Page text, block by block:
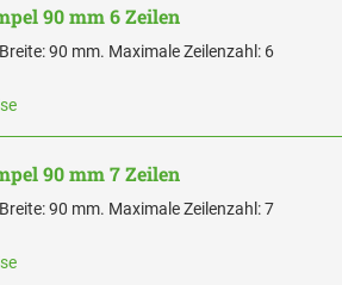
90 mm 6 Zeilen
90 mm. Maximale Zeilenzahl: 6
90 mm 7 Zeilen
90 mm. Maximale Zeilenzahl: 7